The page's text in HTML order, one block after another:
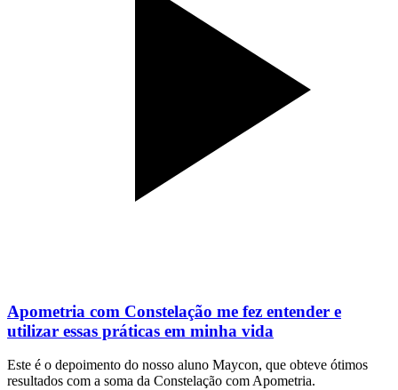
Apometria com Constelação me fez entender e
utilizar essas práticas em minha vida
Este é o depoimento do nosso aluno Maycon, que obteve ótimos
resultados com a soma da Constelação com Apometria.